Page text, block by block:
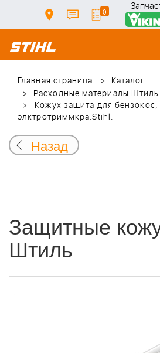
0
Главная страница
Каталог
Расходные материалы Штиль
Кожух защита для бензокос,
элктротриммкра.Stihl.
Назад
Защитные
Штиль